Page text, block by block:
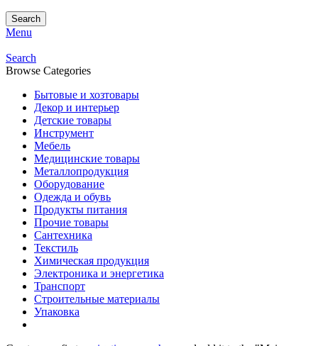
Search
Menu
Search
Browse Categories
Бытовые и хозтовары
Декор и интерьер
Детские товары
Инструмент
Мебель
Медицинские товары
Металлопродукция
Оборудование
Одежда и обувь
Продукты питания
Прочие товары
Сантехника
Текстиль
Химическая продукция
Электроника и энергетика
Транспорт
Строительные материалы
Упаковка